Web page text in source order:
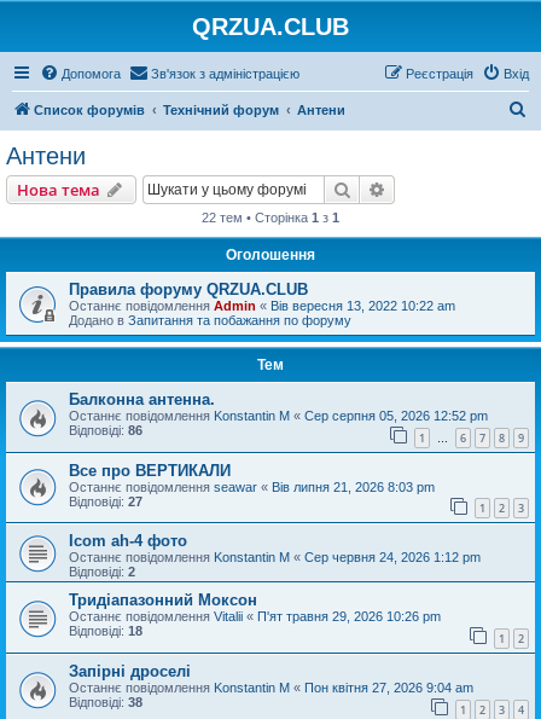
QRZUA.CLUB
Допомога Зв'язок з адміністрацією Вхід
Реєстрація
Список форумів Технічний форум Антени
Антени
Нова тема Пошук
22 тем • Сторінка 1 з 1
Оголошення
Правила форуму QRZUA.CLUB
Останнє повідомлення Admin « Вів вересня 13, 2022 10:22 am
Додано в Запитання та побажання по форуму
Тем
Балконна антенна.
Останнє повідомлення Konstantin M « Сер серпня 05, 2026 12:52 pm
Відповіді: 86 1 … 6 7 8 9
Все про ВЕРТИКАЛИ
Останнє повідомлення seawar « Вів липня 21, 2026 8:03 pm
Відповіді: 27 1 2 3
Icom ah-4 фото
Останнє повідомлення Konstantin M « Сер червня 24, 2026 1:12 pm
Відповіді: 2
Тридіапазонний Моксон
Останнє повідомлення Vitalii « П'ят травня 29, 2026 10:26 pm
Відповіді: 18 1 2
Запірні дроселі
Останнє повідомлення Konstantin M « Пон квітня 27, 2026 9:04 am
Відповіді: 38 1 2 3 4